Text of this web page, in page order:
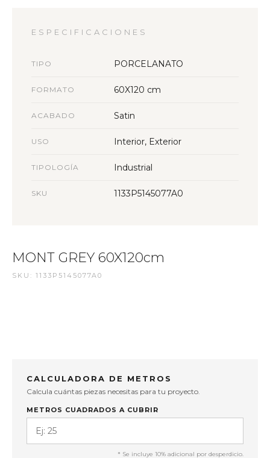
ESPECIFICACIONES
TIPO PORCELANATO
FORMATO 60X120 cm
ACABADO Satin
USO Interior, Exterior
TIPOLOGÍA Industrial
SKU 1133P5145077A0
MONT GREY 60X120cm
SKU: 1133P5145077A0
CALCULADORA DE METROS
Calcula cuántas piezas necesitas para tu proyecto.
METROS CUADRADOS A CUBRIR
* Se incluye 10% adicional por desperdicio.